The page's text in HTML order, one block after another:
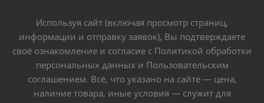
Используя сайт (включая просмотр страниц,
информации и отправку заявок), Вы подтверждаете
своё ознакомление и согласие с Политикой обработки
персональных данных и Пользовательским
соглашением. Всё, что указано на сайте — цена,
наличие товара, иные условия — служит для